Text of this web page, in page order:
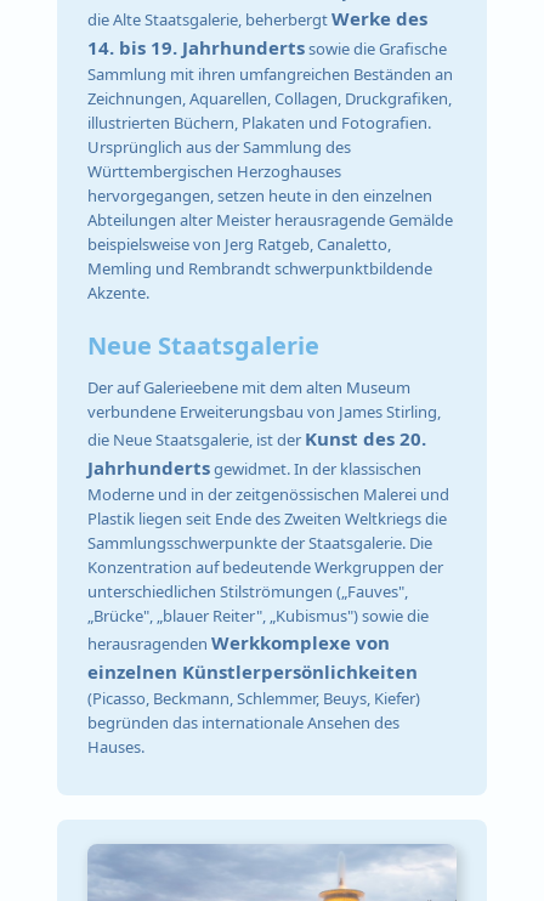
die Alte Staatsgalerie, beherbergtWerke des
14. bis 19. Jahrhundertssowie die Grafische
Sammlung mit ihren umfangreichen Beständen an
Zeichnungen, Aquarellen, Collagen, Druckgrafiken,
illustrierten Büchern, Plakaten und Fotografien.
Ursprünglich aus der Sammlung des
Württembergischen Herzoghauses
hervorgegangen, setzen heute in den einzelnen
Abteilungen alter Meister herausragende Gemälde
beispielsweise von Jerg Ratgeb, Canaletto,
Memling und Rembrandt schwerpunktbildende
Akzente.
Neue Staatsgalerie
Der auf Galerieebene mit dem alten Museum
verbundene Erweiterungsbau von James Stirling,
die Neue Staatsgalerie, ist der Kunst des 20.
Jahrhundertsgewidmet. In der klassischen
Moderne und in der zeitgenössischen Malerei und
Plastik liegen seit Ende des Zweiten Weltkriegs die
Sammlungsschwerpunkte der Staatsgalerie. Die
Konzentration auf bedeutende Werkgruppen der
unterschiedlichen Stilströmungen („Fauves",
„Brücke", „blauer Reiter", „Kubismus") sowie die
herausragendenWerkkomplexe von
einzelnen Künstlerpersönlichkeiten
(Picasso, Beckmann, Schlemmer, Beuys, Kiefer)
begründen das internationale Ansehen des
Hauses.